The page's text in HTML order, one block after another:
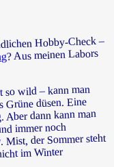
Hobby-Check –
? Aus meinen Labors
so wild – kann man
düsen. Eine
Aber dann kann man
immer noch
Mist, der Sommer steht
im Winter